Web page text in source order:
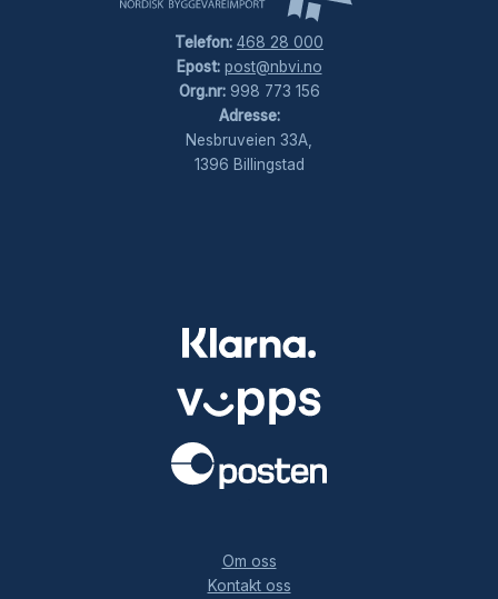
Telefon: 468 28 000
Epost: post@nbvi.no
Org.nr:998 773 156
Adresse:
Nesbruveien 33A,
1396 Billingstad
Om oss
Kontakt oss